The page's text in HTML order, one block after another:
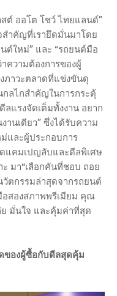
ต์ ออโต โชว์ ไทยแลนด์”
ำคัญที่เรายึดมั่นมาโดย
ต์ใหม่” และ “รถยนต์มือ
าความต้องการของผู้
ภาวะตลาดที่แข่งขันดุ
ลไกสำคัญในการกระตุ้
ลแรงจัดเต็มทั้งงาน อยาก
านเดียว” ซึ่งได้รับความ
และผู้ประกอบการ
แคมเปญลับและดีลพิเศษ
มา“เลือกคันที่ชอบ ถอย
ตกรรมล่าสุดจากรถยนต์
สองสภาพพรีเมียม คุณ
มั่นใจ และคุ้มค่าที่สุด
ของผู้ซื้อกับดีลสุดคุ้ม